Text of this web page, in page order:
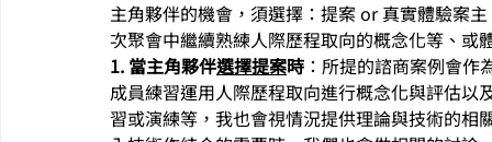
主角夥伴的機會，須選擇：提案 or 真實體驗案
次聚會中繼續熟練人際歷程取向的概念化等、
1. 當主角夥伴選擇提案時 ：所提的諮商案例會作
成員練習運用人際歷程取向進行概念化與評估
習或演練等，我也會視情況提供理論與技術的